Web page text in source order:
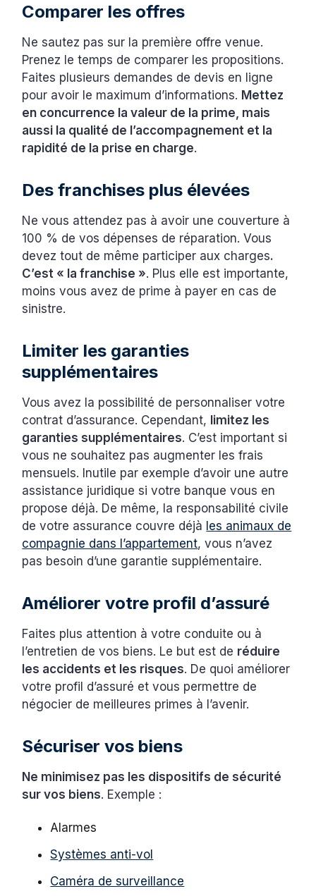
Comparer les offres
Ne sautez pas sur la première offre venue.
Prenez le temps de comparer les propositions.
Faites plusieurs demandes de devis en ligne
pour avoir le maximum d’informations. Mettez
en concurrence la valeur de la prime, mais
aussi la qualité de l’accompagnement et la
rapidité de la prise en charge.
Des franchises plus élevées
Ne vous attendez pas à avoir une couverture à
100 % de vos dépenses de réparation. Vous
devez tout de même participer aux charges.
C’est « la franchise ». Plus elle est importante,
moins vous avez de prime à payer en cas de
sinistre.
Limiter les garanties
supplémentaires
Vous avez la possibilité de personnaliser votre
contrat d’assurance. Cependant, limitez les
garanties supplémentaires. C’est important si
vous ne souhaitez pas augmenter les frais
mensuels. Inutile par exemple d’avoir une autre
assistance juridique si votre banque vous en
propose déjà. De même, la responsabilité civile
de votre assurance couvre déjà les animaux de
compagnie dans l’appartement, vous n’avez
pas besoin d’une garantie supplémentaire.
Améliorer votre profil d’assuré
Faites plus attention à votre conduite ou à
l’entretien de vos biens. Le but est de réduire
les accidents et les risques. De quoi améliorer
votre profil d’assuré et vous permettre de
négocier de meilleures primes à l’avenir.
Sécuriser vos biens
Ne minimisez pas les dispositifs de sécurité
sur vos biens. Exemple :
Alarmes
Systèmes anti-vol
Caméra de surveillance